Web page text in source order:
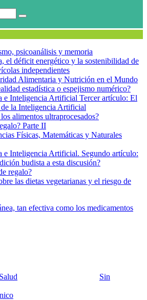
psicoanálisis y memoria
el déficit energético y la sostenibilidad de
independientes
Alimentaria y Nutrición en el Mundo
estadística o espejismo numérico?
e Inteligencia Artificial Tercer artículo: El
la Inteligencia Artificial
alimentos ultraprocesados?
Parte II
Físicas, Matemáticas y Naturales
e Inteligencia Artificial. Segundo artículo:
budista a esta discusión?
regalo?
las dietas vegetarianas y el riesgo de
tan efectiva como los medicamentos
Sin